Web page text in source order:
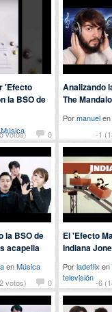
votos)
0
'Efecto
la BSO de
Música -1
Analizando
The
Pormanuelen
votos) 0
la BSO de
acapella
enMúsica
-6
El 'Efecto
Indiana
Porladeflix en
televisión